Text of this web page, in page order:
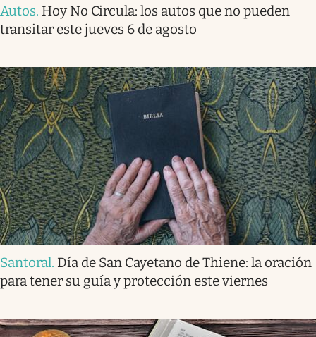
Autos. Hoy No Circula: los autos que no pueden
transitar este jueves 6 de agosto
Santoral. Día de San Cayetano de Thiene: la oración
para tener su guía y protección este viernes